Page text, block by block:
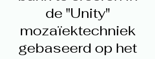
de "Unity"
mozaïektechniek
gebaseerd op het